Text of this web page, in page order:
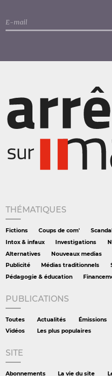
THÉMATIQUES
Fictions Coups de com'
Intox & infaux
Investigations
Alternatives
Nouveaux medias
Publicité
Médias traditionnels
Pédagogie & éducation
PUBLICATIONS
Toutes Actualités Émissions
Vidéos
Les plus populaires
SITE
Abonnements La vie du site